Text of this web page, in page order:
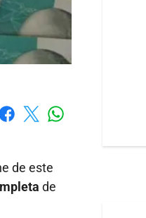
de este
de